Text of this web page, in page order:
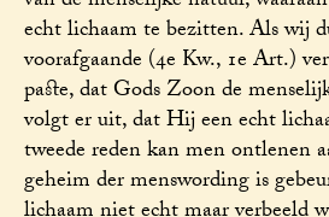
echt lichaam te bezitten. Als wij
voorafgaande (4e Kw., 1e Art.)
paste, dat Gods Zoon de
volgt er uit, dat Hij een echt
tweede reden kan men ontlenen
geheim der menswording is